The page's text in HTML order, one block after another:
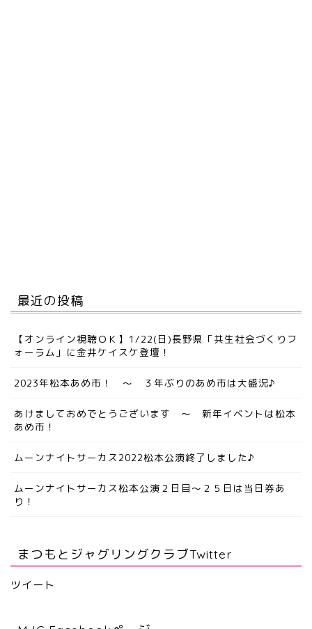
最近の投稿
【オンライン視聴ＯＫ】1/22(日)長野県「共生社会づくりフ
ォーラム」に金井ケイスケ登壇！
2023年松本あめ市！ ～ ３年ぶりのあめ市は大盛況♪
あけましておめでとうございます ～ 新年イベントは松本
あめ市！
ムーンナイトサーカス2022松本公演終了しました♪
ムーンナイトサーカス松本公演２日目～２５日は当日券あ
り！
まつもとジャグリングクラブTwitter
ツイート